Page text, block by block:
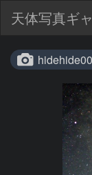
天体写真ギ